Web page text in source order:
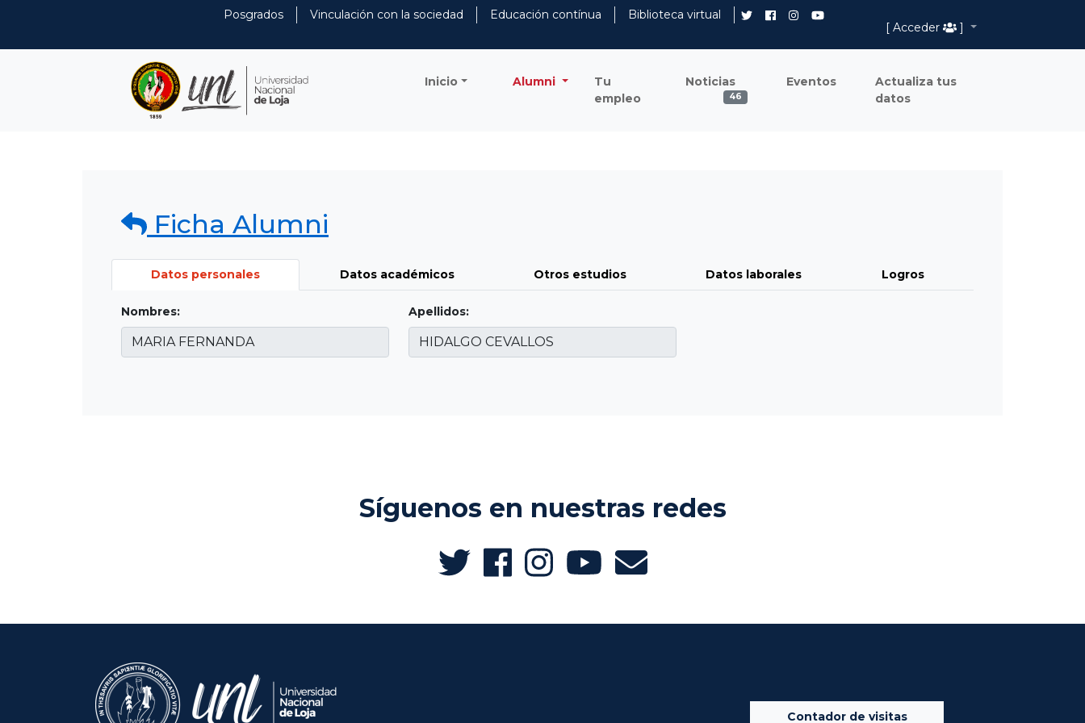
Posgrados Vinculación con la sociedad Educación contínua
Biblioteca virtual
[ Acceder
]
Inicio Alumni
Tu
empleo
Noticias
46
Eventos
Actualiza tus
datos
Ficha Alumni
Datos personales Datos académicos Otros estudios Datos laborales Logros
Nombres: Apellidos:
Síguenos en nuestras redes
Contador de visitas